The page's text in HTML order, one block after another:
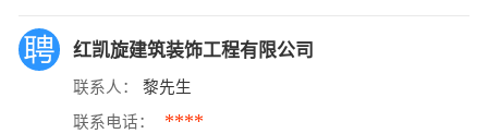
红凯旋建筑装饰工程有限公司
联系人： 黎先生
联系电话： ****